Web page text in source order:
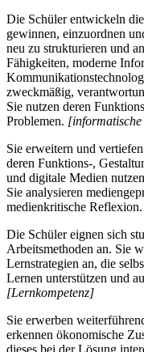
Die Schüler entwickeln
gewinnen, einzuordnen
neu zu strukturieren und
Fähigkeiten, moderne
zweckmäßig,
Sie nutzen deren
Problemen.
Sie erweitern und
deren Funktions-,
und digitale Medien
Sie analysieren
medienkritische Reflexion.
Die Schüler eignen sich
Arbeitsmethoden an. Sie
Lernstrategien an, die
Lernen unterstützen und
[Lernkompetenz]
Sie erwerben
erkennen ökonomische